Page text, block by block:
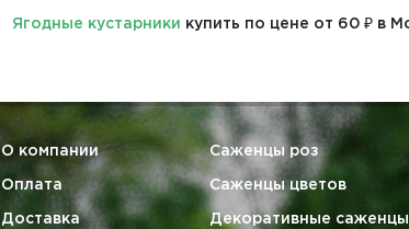
Ягодные кустарники купить по цене от 60 ₽ в
О компании
Оплата
Доставка
Саженцы роз
Саженцы цветов
Декоративные саженцы